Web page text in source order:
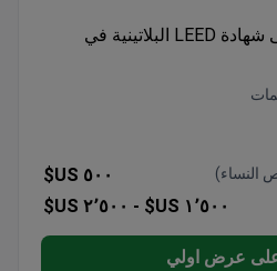
أول مستشفى حاصل على شهادة LEED البلاتينية في
من بين إجراءات
طفيفة التوغل متقدمة
النساء)
٥٠٠ US$
١٬٥٠٠ US$ - ٢٬٥٠٠ US$
عرض اولي